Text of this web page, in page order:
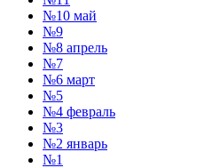
№10 май
№9
№8 апрель
№7
№6 март
№5
№4 февраль
№3
№2 январь
№1